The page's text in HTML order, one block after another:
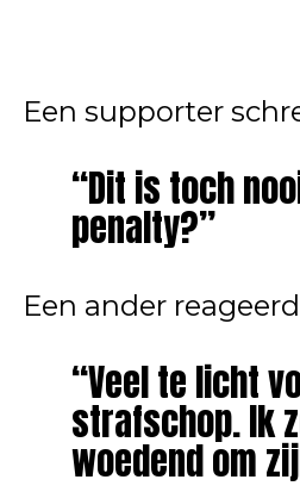
Een supporter
“Dit is toch
penalty?”
Een ander
“Veel te licht
strafschop. Ik
woedend om